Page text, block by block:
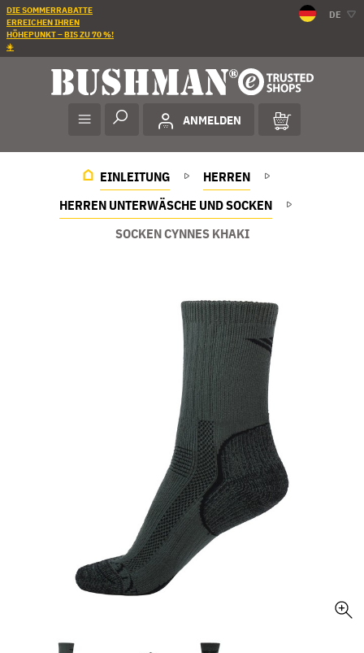
DIE SOMMERRABATTE
ERREICHEN IHREN
HÖHEPUNKT – BIS ZU 70 %!
☀️
DE
ANMELDEN
EINLEITUNG
HERREN
HERREN UNTERWÄSCHE UND SOCKEN
SOCKEN CYNNES KHAKI